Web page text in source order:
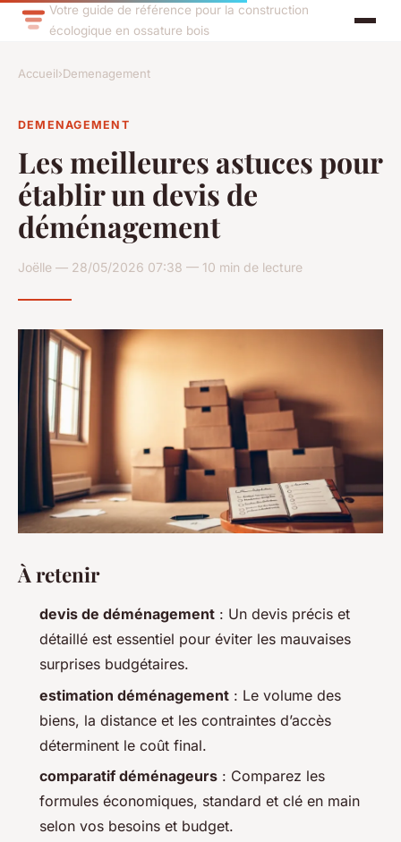
Votre guide de référence pour la construction
écologique en ossature bois
Accueil›Demenagement
DEMENAGEMENT
Les meilleures astuces pour
établir un devis de
déménagement
Joëlle — 28/05/2026 07:38 — 10 min de lecture
À retenir
devis de déménagement : Un devis précis et
détaillé est essentiel pour éviter les mauvaises
surprises budgétaires.
estimation déménagement : Le volume des
biens, la distance et les contraintes d’accès
déterminent le coût final.
comparatif déménageurs : Comparez les
formules économiques, standard et clé en main
selon vos besoins et budget.